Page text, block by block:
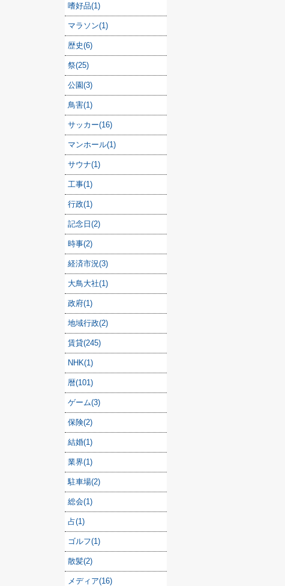
嗜好品(1)
マラソン(1)
歴史(6)
祭(25)
公園(3)
鳥害(1)
サッカー(16)
マンホール(1)
サウナ(1)
工事(1)
行政(1)
記念日(2)
時事(2)
経済市況(3)
大鳥大社(1)
政府(1)
地域行政(2)
賃貸(245)
NHK(1)
暦(101)
ゲーム(3)
保険(2)
結婚(1)
業界(1)
駐車場(2)
総会(1)
占(1)
ゴルフ(1)
散髪(2)
メディア(16)